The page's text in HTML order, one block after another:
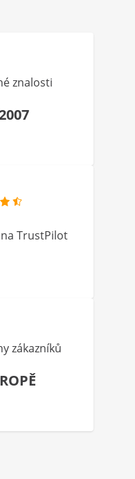
znalosti
TrustPilot
zákazníků